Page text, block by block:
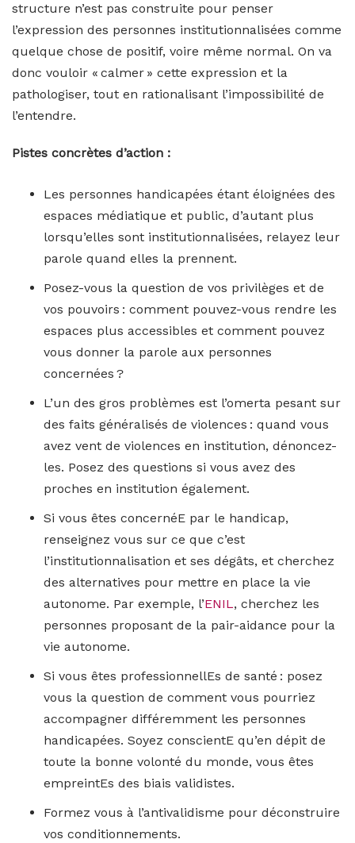
structure n’est pas construite pour penser
l’expression des personnes institutionnalisées comme
quelque chose de positif, voire même normal. On va
donc vouloir « calmer » cette expression et la
pathologiser, tout en rationalisant l’impossibilité de
l’entendre.
Pistes concrètes d’action :
Les personnes handicapées étant éloignées des
espaces médiatique et public, d’autant plus
lorsqu’elles sont institutionnalisées, relayez leur
parole quand elles la prennent.
Posez-vous la question de vos privilèges et de
vos pouvoirs : comment pouvez-vous rendre les
espaces plus accessibles et comment pouvez
vous donner la parole aux personnes
concernées ?
L’un des gros problèmes est l’omerta pesant sur
des faits généralisés de violences : quand vous
avez vent de violences en institution, dénoncez-
les. Posez des questions si vous avez des
proches en institution également.
Si vous êtes concernéE par le handicap,
renseignez vous sur ce que c’est
l’institutionnalisation et ses dégâts, et cherchez
des alternatives pour mettre en place la vie
autonome. Par exemple, l’ENIL, cherchez les
personnes proposant de la pair-aidance pour la
vie autonome.
Si vous êtes professionnellEs de santé : posez
vous la question de comment vous pourriez
accompagner différemment les personnes
handicapées. Soyez conscientE qu’en dépit de
toute la bonne volonté du monde, vous êtes
empreintEs des biais validistes.
Formez vous à l’antivalidisme pour déconstruire
vos conditionnements.